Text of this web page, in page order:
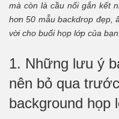
mà còn là cầu nối gắn kết
hơn 50 mẫu backdrop đẹp,
vời cho buổi họp lớp của bạn.
1. Những lưu ý
nên bỏ qua
background họp